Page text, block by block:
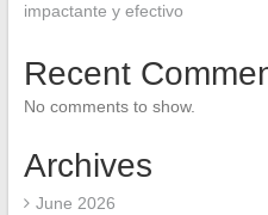
impactante y efectivo
Recent
No comments to show.
Archives
June 2026